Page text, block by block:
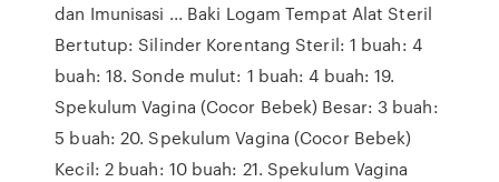
dan Imunisasi ... Baki Logam Tempat Alat Steril
Bertutup: Silinder Korentang Steril: 1 buah: 4
buah: 18. Sonde mulut: 1 buah: 4 buah: 19.
Spekulum Vagina (Cocor Bebek) Besar: 3 buah:
5 buah: 20. Spekulum Vagina (Cocor Bebek)
Kecil: 2 buah: 10 buah: 21. Spekulum Vagina